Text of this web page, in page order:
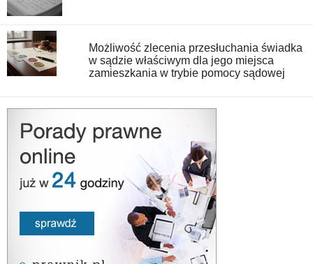
Możliwość zlecenia przesłuchania świadka
w sądzie właściwym dla jego miejsca
zamieszkania w trybie pomocy sądowej